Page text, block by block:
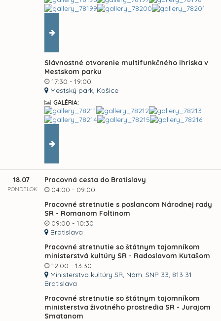
Slávnostné otvorenie multifunkčného ihriska v
Mestskom parku
17:30 - 19:00
Mestský park, Košice
GALÉRIA:
18.07
PONDELOK
Pracovná cesta do Bratislavy
04:00 - 09:00
Pracovné stretnutie s poslancom Národnej rady
SR - Romanom Foltinom
09:00 - 10:30
Bratislava
Pracovné stretnutie so štátnym tajomníkom
ministerstvá kultúry SR - Radoslavom Kutašom
12:00 - 13:30
Ministerstvo kultúry SR, Nám. SNP 33, 813 31
Bratislava
Pracovné stretnutie so štátnym tajomníkom
ministerstva životného prostredia SR - Jurajom
Smatanom